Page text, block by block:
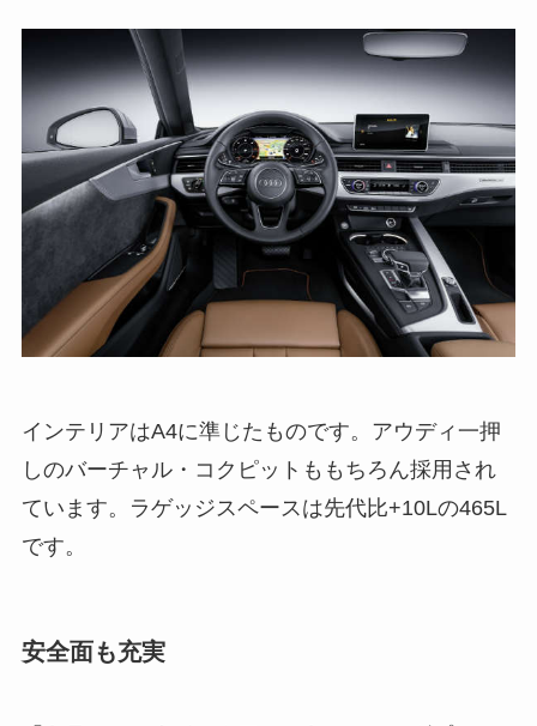
インテリアはA4に準じたものです。アウディ一押
しのバーチャル・コクピットももちろん採用され
ています。ラゲッジスペースは先代比+10Lの465L
です。
安全面も充実